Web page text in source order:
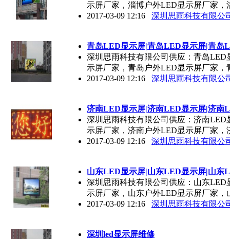
示屏厂家，淄博户外LED显示屏厂家，
2017-03-09 12:16
深圳思雨科技有限公
青岛LED显示屏|青岛LED显示屏|青岛
深圳思雨科技有限公司供应：青岛
示屏厂家，青岛户外LED显示屏厂家，
2017-03-09 12:16
深圳思雨科技有限公
济南LED显示屏|济南LED显示屏|济南
深圳思雨科技有限公司供应：济南
示屏厂家，济南户外LED显示屏厂家，
2017-03-09 12:16
深圳思雨科技有限公
山东LED显示屏|山东LED显示屏|山东
深圳思雨科技有限公司供应：山东
示屏厂家，山东户外LED显示屏厂家，
2017-03-09 12:16
深圳思雨科技有限公
深圳led显示屏维修